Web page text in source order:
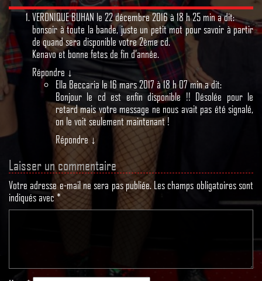
VERONIQUE BUHAN le 22 décembre 2016 à 18 h 25 mina dit:
bonsoir à toute la bande, juste un petit mot pour savoir à partir
de quand sera disponible votre 2ème cd.
Kenavo et bonne fetes de fin d’année.
Répondre ↓
Ella Beccariale16 mars 2017 à 18 h 07 mina dit:
Bonjour le cd est enfin disponible !! Désolée pour le
retard mais votre message ne nous avait pas été signalé,
on le voit seulement maintenant !
Répondre ↓
Laisser un commentaire
Votre adresse e-mail ne sera pas publiée. Les champs obligatoires sont
indiqués avec *